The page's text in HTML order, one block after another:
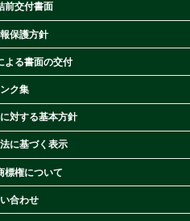
前交付書面
保護方針
よる書面の交付
ク集
対する基本方針
に基づく表示
標権について
合わせ